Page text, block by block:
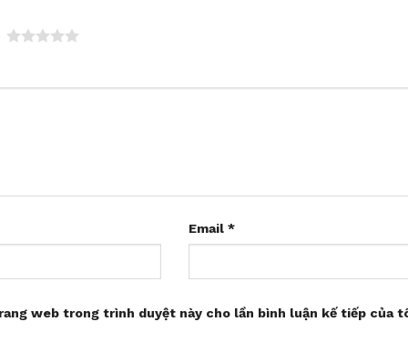
Email *
web trong trình duyệt này cho lần bình luận kế tiếp của